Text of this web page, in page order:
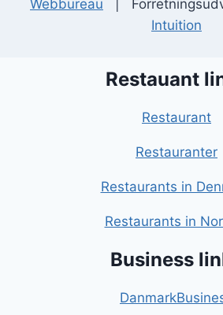
Webbureau |
Intuition
Restauant
Restaurant
Restauranter
Restaurants in
Restaurants in
Business